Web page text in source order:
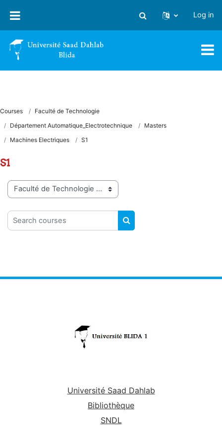
Toggle search input
Log in
Courses
Faculté de Technologie
Département Automatique_Electrotechnique
Masters
Machines Electriques
S1
S1
Course categories
Search courses
SEARCH COURSES
Université Saad Dahlab
Bibliothèque
SNDL